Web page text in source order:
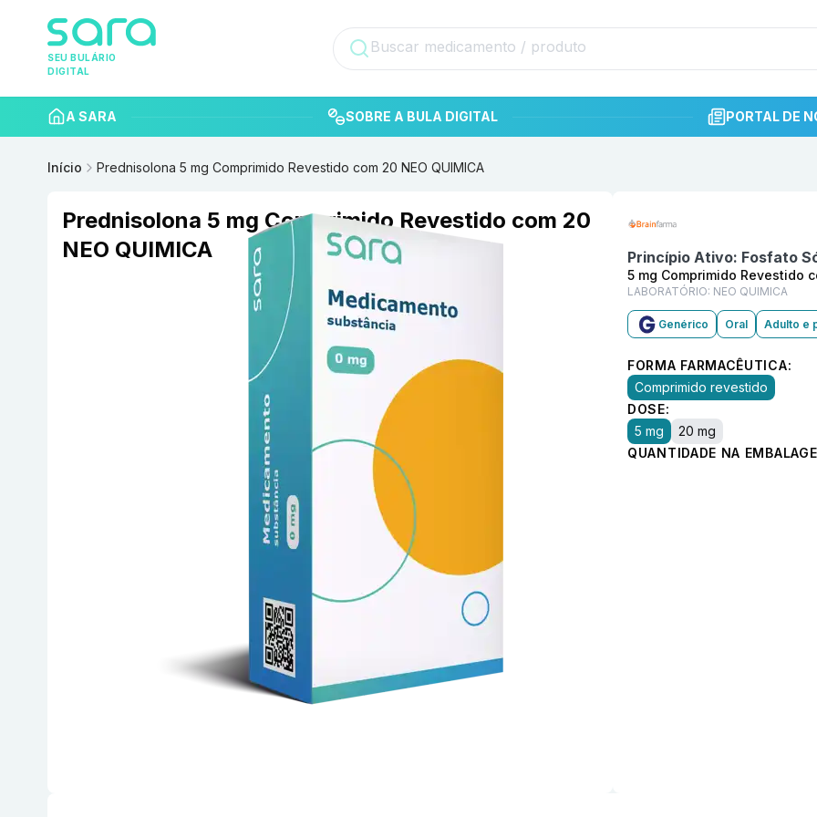
SEU BULÁRIO
DIGITAL
A SARA SOBRE A BULA DIGITAL PORTAL DE
Início Prednisolona 5 mg Comprimido Revestido com 20 NEO QUIMICA
Prednisolona 5 mg Comprimido Revestido com 20
NEO QUIMICA
Princípio Ativo: Fosfato
5 mg Comprimido Revestido
LABORATÓRIO: NEO QUIMICA
Genérico Oral Adulto e
FORMA FARMACÊUTICA:
Comprimido revestido
DOSE:
5 mg
20 mg
QUANTIDADE NA